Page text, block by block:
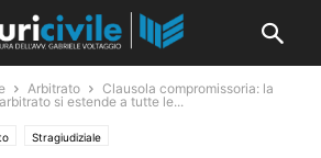
Arbitrato
Clausola compromissoria: la
si estende a tutte le...
Stragiudiziale